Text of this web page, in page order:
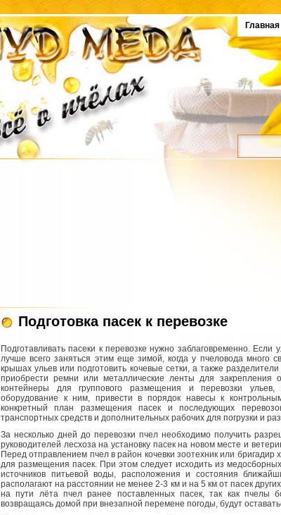
Главная
Подготовка пасек к перевозке
Подготавливать пасеки к перевозке нужно заблаговременно.
лучше всего заняться этим еще зимой, когда у пчеловода много
крышах ульев или подготовить кочевые сетки, а также
приобрести ремни или металлические ленты для закрепления
контейнеры для группового размещения и перевозки
оборудование к ним, привести в порядок навесы к
конкретный план размещения пасек и последующих
транспортных средств и дополнительных рабочих для погрузки и
За несколько дней до перевозки пчел необходимо получить
руководителей лесхоза на установку пасек на новом месте и
Перед отправлением пчел в район кочевки зоотехник или
для размещения пасек. При этом следует исходить из
источников питьевой воды, расположения и состояния
располагают на расстоянии не менее 2-3 км и на 5 км от пасек
на пути лёта пчел ранее поставленных пасек, так как пчелы
возвращаясь домой при внезапной перемене погоды, будут